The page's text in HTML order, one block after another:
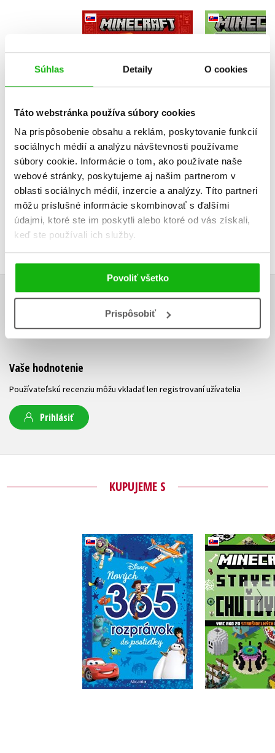
Súhlas Detaily O cookies
Táto webstránka používa súbory cookies
Na prispôsobenie obsahu a reklám, poskytovanie funkcií
sociálnych médií a analýzu návštevnosti používame
súbory cookie. Informácie o tom, ako používate naše
webové stránky, poskytujeme aj našim partnerom v
oblasti sociálnych médií, inzercie a analýzy. Títo partneri
môžu príslušné informácie skombinovať s ďalšími
údajmi, ktoré ste im poskytli alebo ktoré od vás získali,
keď ste používali ich služby.
Povoliť všetko
Prispôsobiť
Minecraft - Kniha
zaujímavostí na celý
rok
Do košíka
10,19 €
Mobovia
UŽIVATEĽSKÁ RECENZIA
Vaše hodnotenie
Používateľskú recenziu môžu vkladať len registrovaní užívatelia
Prihlásiť
KUPUJEME S
Disney - Nových 365
rozprávok do
postieľky
Kolektiv
Do košíka
15,29 €
Stavebné
Do
9,34